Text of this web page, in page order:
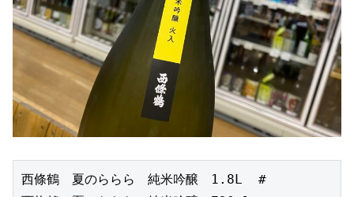
西條鶴　夏のららら　純米吟醸　1.8L  #